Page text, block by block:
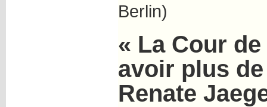
Berlin)
« La Cour
avoir plus
Renate